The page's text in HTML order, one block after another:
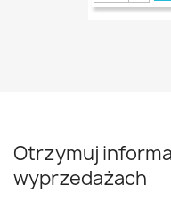
Otrzymuj
wyprzedażach